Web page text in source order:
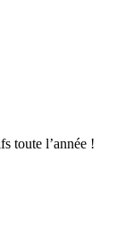
toute l’année !